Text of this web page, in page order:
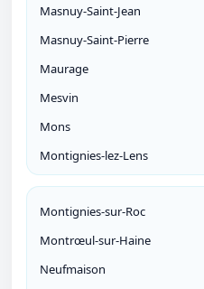
Masnuy-Saint-Jean
Masnuy-Saint-Pierre
Maurage
Mesvin
Mons
Montignies-lez-Lens
Montignies-sur-Roc
Montrœul-sur-Haine
Neufmaison